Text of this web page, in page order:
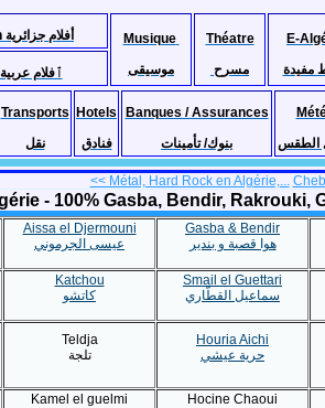
Cinéma Algérien أفلام جزائرية
Musique
موسيقى
Théatre
مسرح
E-
مفيدة
Cinéma Arabe ٱفلام عربية
Transports
نقل
Hotels
فنادق
Banques / Assurances
بنوك/ تأمينات
الطقس
<< Métal, Hard Rock en Algérie,...
Aissa el Djermouni
عيسى الجرموني
Gasba & Bendir
هوا قصبة و بندير
Katchou
كاتشو
Smail el Guettari
سماعيل القطّاري
Teldja
تلجة
Houria Aichi
حرية عيشي
Kamel el guelmi Hocine Chaoui